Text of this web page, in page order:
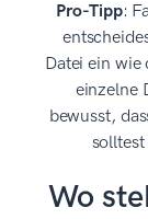
Pro-Tipp:
Datei ein wie
einzelne
bewusst,
Wo